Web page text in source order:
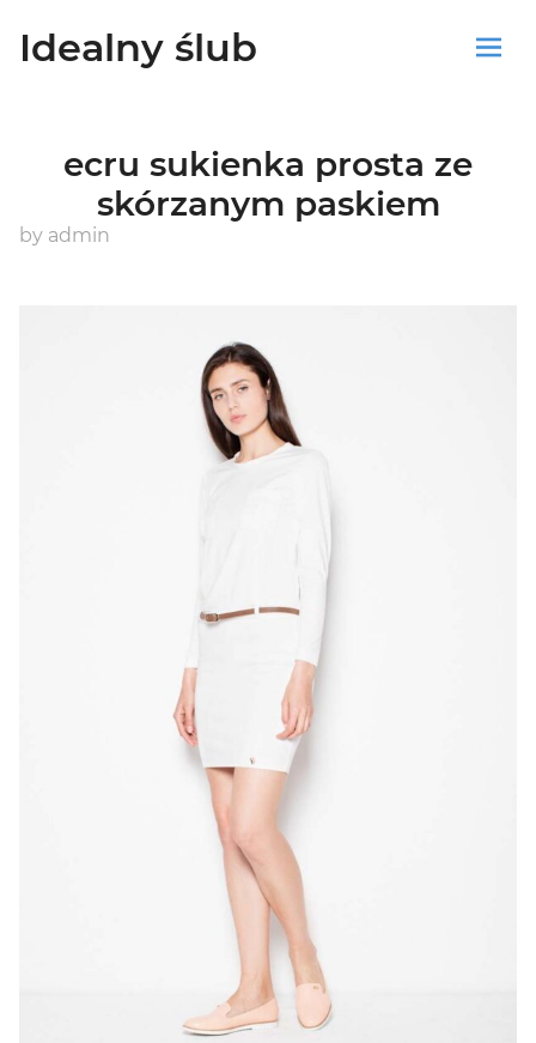
Idealny ślub
Koszyk
ecru sukienka prosta ze
skórzanym paskiem
by admin